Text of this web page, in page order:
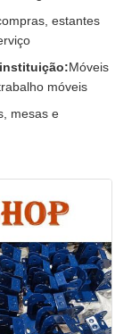
estantes
Móveis
móveis
mesas e